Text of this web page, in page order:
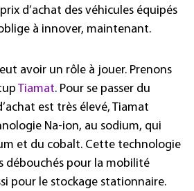
d’achat des véhicules équipés
à innover, maintenant.
avoir un rôle à jouer. Prenons
Tiamat. Pour se passer du
est très élevé, Tiamat
Na-ion, au sodium, qui
et du cobalt. Cette technologie
débouchés pour la mobilité
pour le stockage stationnaire.